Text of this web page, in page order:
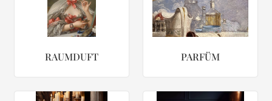
RAUMDUFT PARFÜM